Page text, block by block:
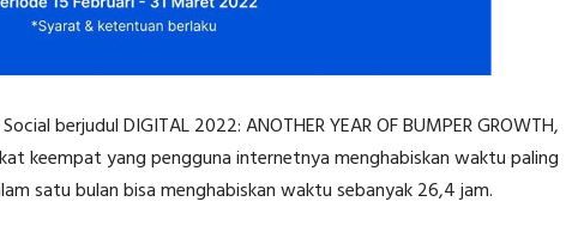
berjudul DIGITAL 2022: ANOTHER YEAR OF BUMPER GROWTH,
keempat yang pengguna internetnya menghabiskan waktu paling
satu bulan bisa menghabiskan waktu sebanyak 26,4 jam.